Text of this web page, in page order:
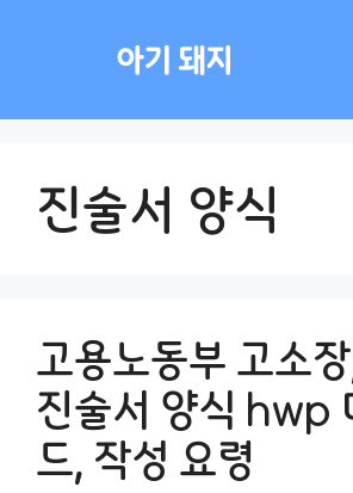
아기 돼지
진술서 양식
고용노동부 고소
진술서 양식 hwp
드, 작성 요령